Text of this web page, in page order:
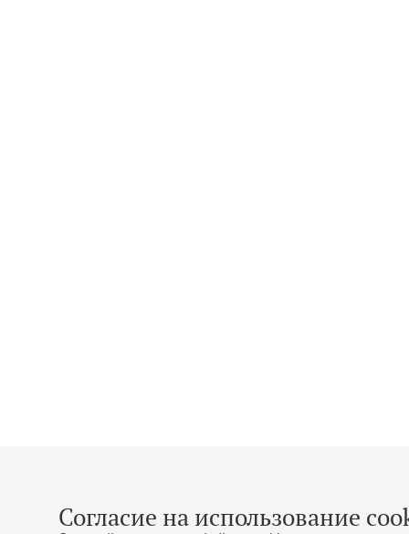
Согласие на использование